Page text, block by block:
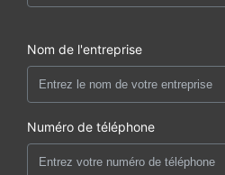
Nom de l'entreprise
Numéro de téléphone